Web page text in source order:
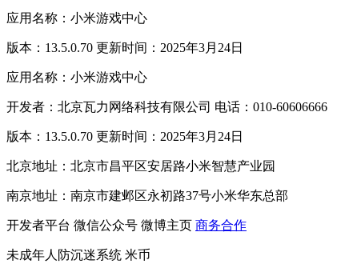
应用名称：小米游戏中心
版本：13.5.0.70 更新时间：2025年3月24日
应用名称：小米游戏中心
开发者：北京瓦力网络科技有限公司 电话：010-60606666
版本：13.5.0.70 更新时间：2025年3月24日
北京地址：北京市昌平区安居路小米智慧产业园
南京地址：南京市建邺区永初路37号小米华东总部
开发者平台 微信公众号 微博主页 商务合作
未成年人防沉迷系统 米币